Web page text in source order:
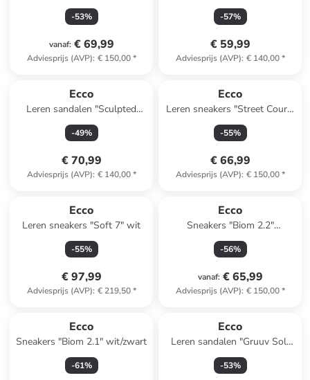
-53%
vanaf: € 69,99
Adviesprijs (AVP): € 150,00*
-57%
€ 59,99
Adviesprijs (AVP): € 140,00*
Ecco
Leren sandalen "Sculpted
Alba" lichtbruin
-49%
€ 70,99
Adviesprijs (AVP): € 140,00*
Ecco
Leren sneakers "Street Court"
wit/zwart/geel
-55%
€ 66,99
Adviesprijs (AVP): € 150,00*
Ecco
Leren sneakers "Soft 7" wit
-55%
€ 97,99
Adviesprijs (AVP): € 219,50*
Ecco
Sneakers "Biom 2.2"
lichtroze/beige
-56%
vanaf: € 65,99
Adviesprijs (AVP): € 150,00*
Ecco
Sneakers "Biom 2.1" wit/zwart
-61%
Ecco
Leren sandalen "Gruuv Sol"
beige
-53%